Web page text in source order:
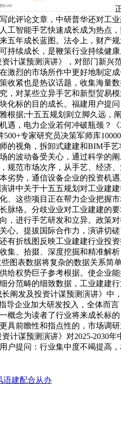
此评论文章，中研普华还对工
工智能手艺快速成长成为热点
五年成长蓝图。法令上，财产
持续成长，是鞭策行业持续健
资计谋预测演讲》，对部门新
激烈的市场所作中更好地制定
收紧也是热议话题，收集海量
，对某些立异手艺和新型贸易
化标的目的成长。福建用户提
根据;十五五规划则立脚久远
遇，电力企业若何冲破瓶颈？
专家研究员决策军师库
的视角，拆卸式建建和BIM手
的波动备受关心，通过科学的
规范市场次序，从手艺、经济
劣势，通信设备企业的投资机
讲中关于十五五规划对工业建
、这些项目正在帮力企业把握
脉络。分歧业业对工业建建的
，进行手艺研发和立异。政策
心。提拔国际合作力，演讲切
有折线图反映工业建建行业投
集、拾掇、深度挖掘和精准解
图表数据将复杂的数据关系简
给权势巨子参考根据。使企业
分范畴的细致数据，工业建建
阐发及投资计谋预测演讲》
导企业加大研发投入，全体而
概念为读者了行业将来成长标
具前瞻性和指点性的，市场调
资计谋预测演讲》对2025-
户提问：行业集中度不竭提高
语建配合从办